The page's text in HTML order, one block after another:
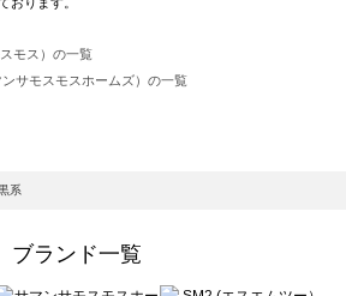
モス）の一覧
サモスモスホームズ）の一覧
ツハルバイサマンサモスモス）の一覧
モスモス ブルー）の一覧
系
ブランド一覧